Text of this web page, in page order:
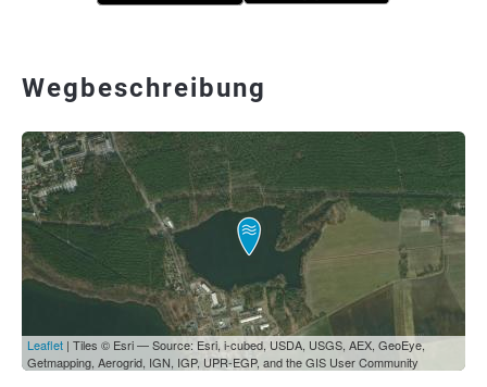
Wegbeschreibung
Leaflet | Tiles © Esri — Source: Esri, i-cubed, USDA, USGS, AEX, GeoEye,
Getmapping, Aerogrid, IGN, IGP, UPR-EGP, and the GIS User Community